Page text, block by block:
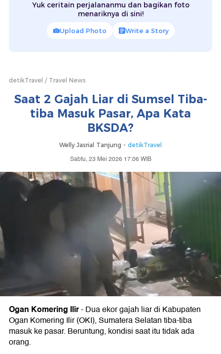
Yuk ceritain perjalananmu dan bagikan foto
menariknya di sini!
Upload Photo Write a Story
detikTravel Travel News
Saat 2 Gajah Liar di Sumsel Tiba-
tiba Masuk Pasar, Apa Kata
BKSDA?
Welly Jasrial Tanjung - detikTravel
Sabtu, 23 Mei 2026 17:06 WIB
Ogan Komering Ilir-Dua ekor gajah liar di Kabupaten
Ogan Komering Ilir (OKI), Sumatera Selatan tiba-tiba
masuk ke pasar. Beruntung, kondisi saat itu tidak ada
orang.